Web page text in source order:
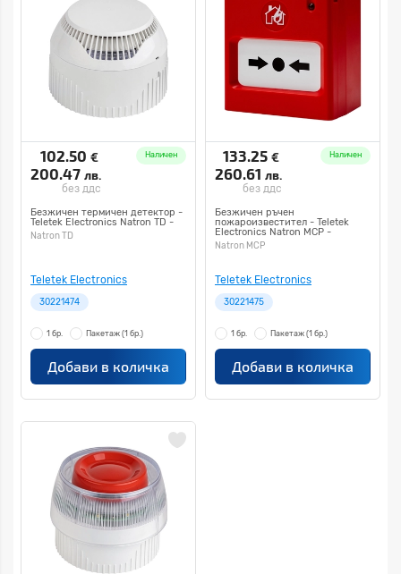
102.50 €
200.47 лв.
без ддс
Наличен
Безжичен термичен детектор -
Teletek Electronics Natron TD -
Natron TD
Teletek Electronics
30221474
1 бр. Пакетаж (1 бр.)
Добави в количка
133.25 €
260.61 лв.
без ддс
Наличен
Безжичен ръчен
пожароизвестител - Teletek
Electronics Natron MCP -
Natron MCP
Teletek Electronics
30221475
1 бр. Пакетаж (1 бр.)
Добави в количка